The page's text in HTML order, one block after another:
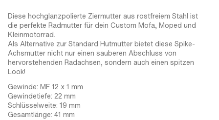
Diese hochglanzpolierte Ziermutter aus rostfreiem Stahl ist
die perfekte Radmutter für dein Custom Mofa, Moped und
Kleinmotorrad.
Als Alternative zur Standard Hutmutter bietet diese Spike-
Achsmutter nicht nur einen sauberen Abschluss von
hervorstehenden Radachsen, sondern auch einen spitzen
Look!
Gewinde: MF 12 x 1 mm
Gewindetiefe: 22 mm
Schlüsselweite: 19 mm
Gesamtlänge: 41 mm